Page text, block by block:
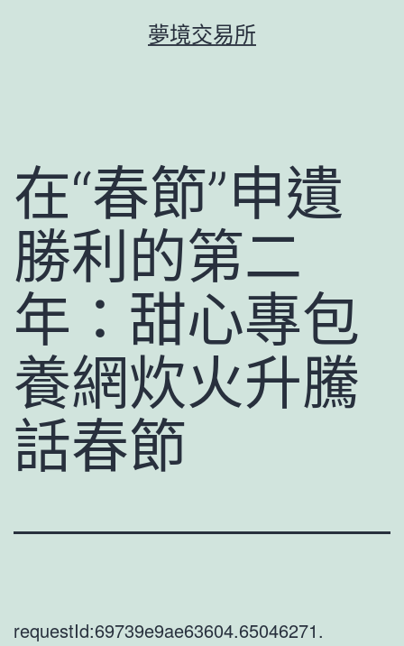
夢境交易所
在“春節”申遺
勝利的第二
年：甜心專包
養網炊火升騰
話春節
requestId:69739e9ae63604.65046271.